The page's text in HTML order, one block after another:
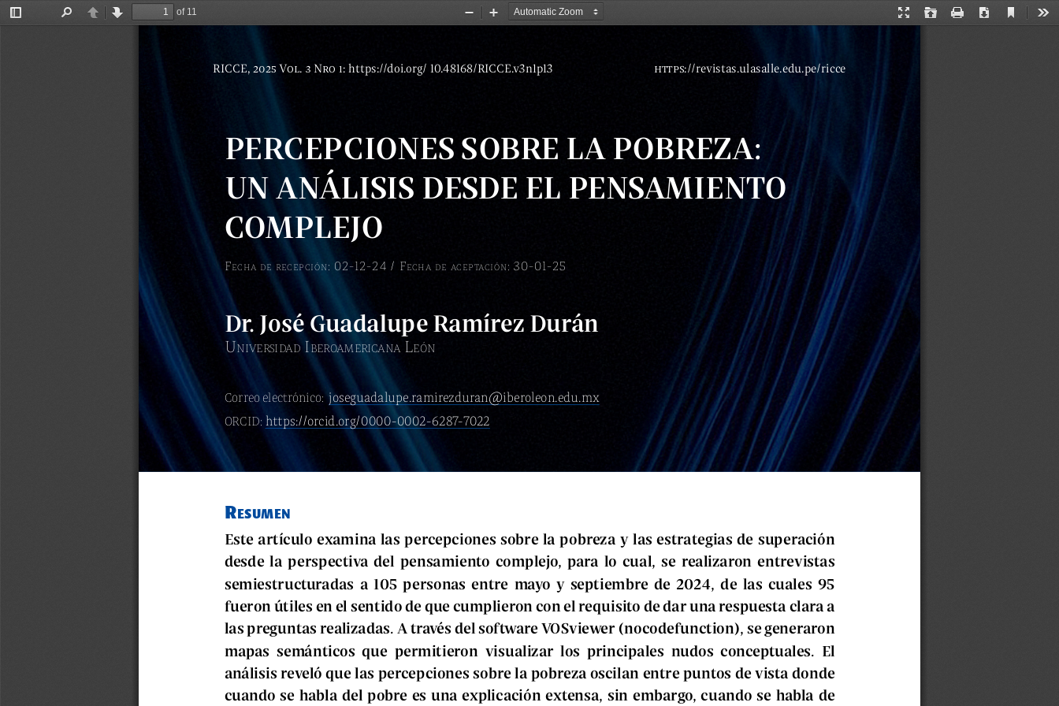
Toggle
PreviousNext
of 11
Presentation
Open Print Download
Current
Zoom
Zoom
https://revistas.ulasalle.edu.pe/ricce
PERCEPCIONES SOBRE LA POBREZA:
UN ANÁLISIS DESDE EL PENSAMIENTO
COMPLEJO
Dr. José Guadalupe Ramírez Durán
UniversiDaD iberoameriCana L eón
Correo electrónico: joseguadalupe.ramirezduran@iberoleon.edu.mx
ORCID: https://orcid.org/0000-0002-6287-7022
Resumen
Este artículo examina las percepciones sobre la pobreza y las estrategias de superación
desde la perspectiva del pensamiento complejo, para lo cual, se realizaron entrevistas
semiestructuradas a 105 personas entre mayo y septiembre de 2024, de las cuales 95
fueron útiles en el sentido de que cumplieron con el requisito de dar una respuesta clara a
las preguntas realizadas. A través del software VOSviewer (nocodefunction), se generaron
mapas semánticos que permitieron visualizar los principales nudos conceptuales. El
análisis reveló que las percepciones sobre la pobreza oscilan entre puntos de vista donde
cuando se habla del pobre es una explicación extensa, sin embargo, cuando se habla de
FeCH a De reC epCión: 02-12-24 / FeCH a De a C epta Ción: 30-01-25
RICCE, 2025 Vol. 3 Nro 1: https://doi.org/ 10.48168/RICCE.v3n1p13